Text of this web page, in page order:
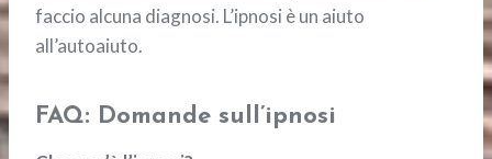
faccio alcuna diagnosi. L’ipnosi è un aiuto
all’autoaiuto.
FAQ: Domande sull’ipnosi